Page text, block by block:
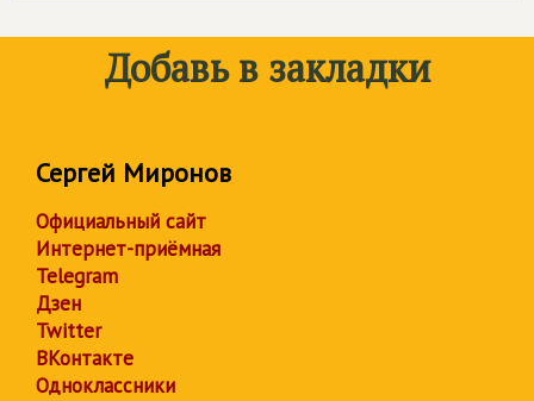
Добавь в закладки
Сергей Миронов
Официальный сайт
Интернет-приёмная
Telegram
Дзен
Twitter
ВКонтакте
Одноклассники